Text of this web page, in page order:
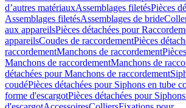
d’autres matériauxAssemblages filetésPièces
Assemblages filetésAssemblages de bride
aux appareilsPièces détachées pour
appareilsCoudes de raccordementPièces
raccordementManchons de raccordement
Manchons de raccordementManchons de
détachées pour Manchons de raccordement
coudéPièces détachées pour Siphons en tube
forme d'escargotPièces détachées pour